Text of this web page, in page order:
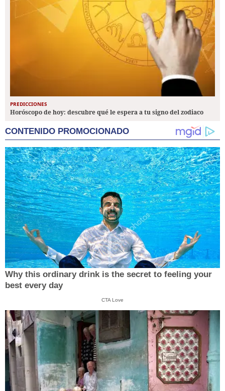
PREDICCIONES
Horóscopo de hoy: descubre qué le espera a tu signo del zodiaco
CONTENIDO PROMOCIONADO
Why this ordinary drink is the secret to feeling your
best every day
CTA Love